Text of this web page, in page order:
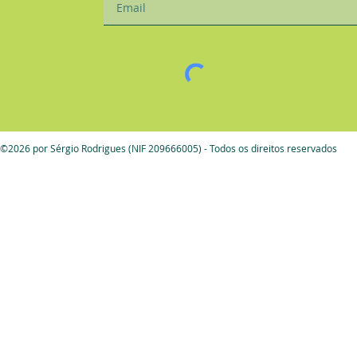
©2026 por Sérgio Rodrigues (NIF 209666005) - Todos os direitos reservados